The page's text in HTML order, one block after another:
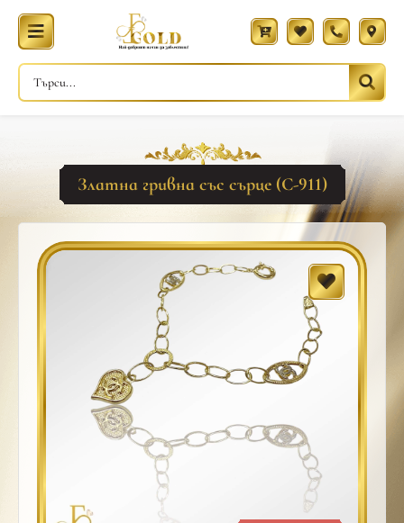
Златна гривна със сърце (С-911)